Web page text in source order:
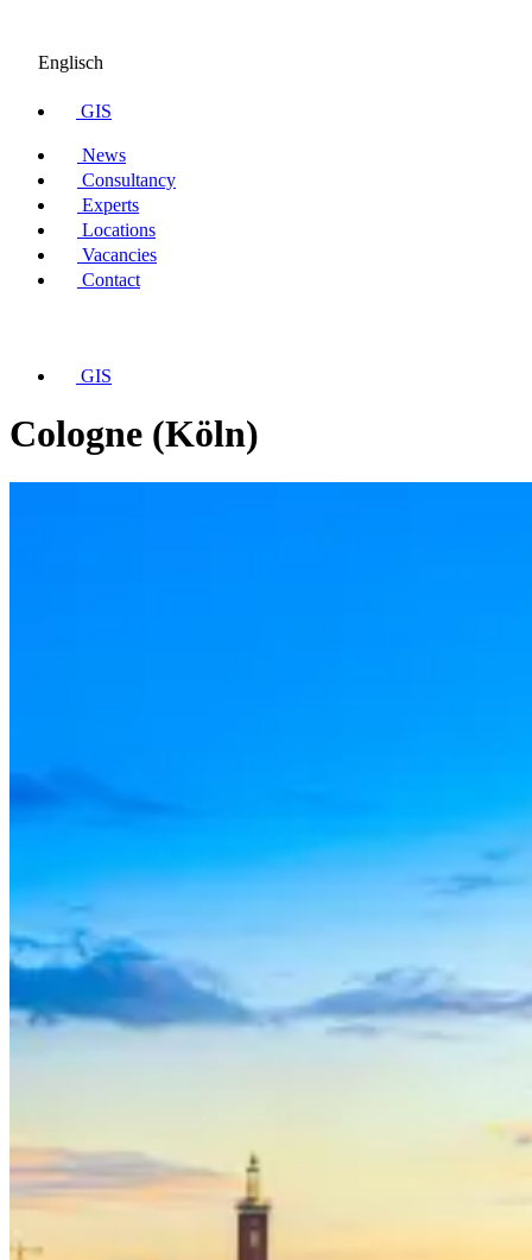
Englisch
GIS
News
Consultancy
Experts
Locations
Vacancies
Contact
GIS
Cologne (Köln)